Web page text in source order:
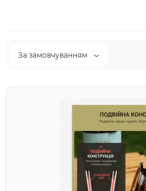
За замовчуванням